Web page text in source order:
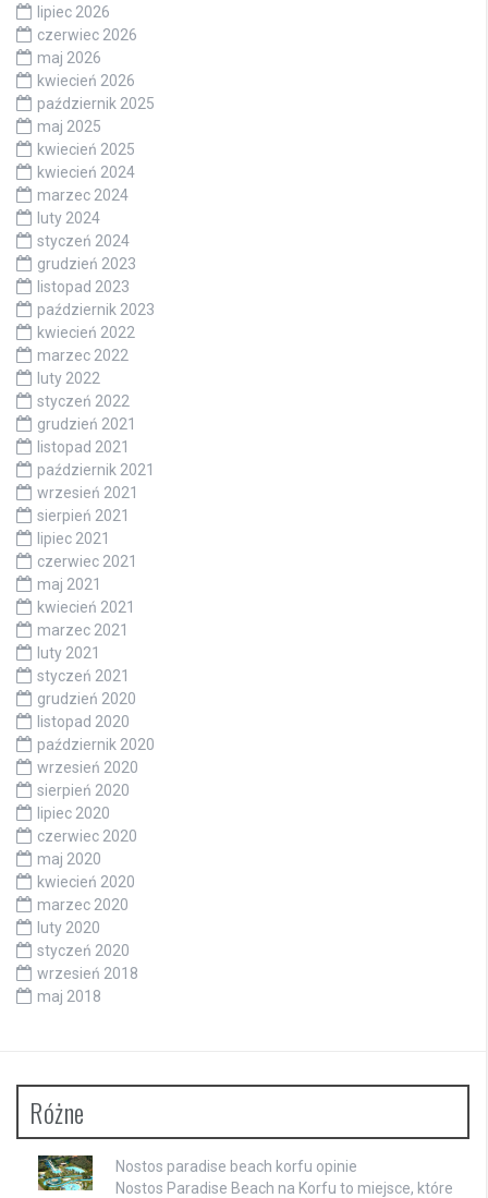
lipiec 2026
czerwiec 2026
maj 2026
kwiecień 2026
październik 2025
maj 2025
kwiecień 2025
kwiecień 2024
marzec 2024
luty 2024
styczeń 2024
grudzień 2023
listopad 2023
październik 2023
kwiecień 2022
marzec 2022
luty 2022
styczeń 2022
grudzień 2021
listopad 2021
październik 2021
wrzesień 2021
sierpień 2021
lipiec 2021
czerwiec 2021
maj 2021
kwiecień 2021
marzec 2021
luty 2021
styczeń 2021
grudzień 2020
listopad 2020
październik 2020
wrzesień 2020
sierpień 2020
lipiec 2020
czerwiec 2020
maj 2020
kwiecień 2020
marzec 2020
luty 2020
styczeń 2020
wrzesień 2018
maj 2018
Różne
Nostos paradise beach korfu opinie
Nostos Paradise Beach na Korfu to miejsce, które